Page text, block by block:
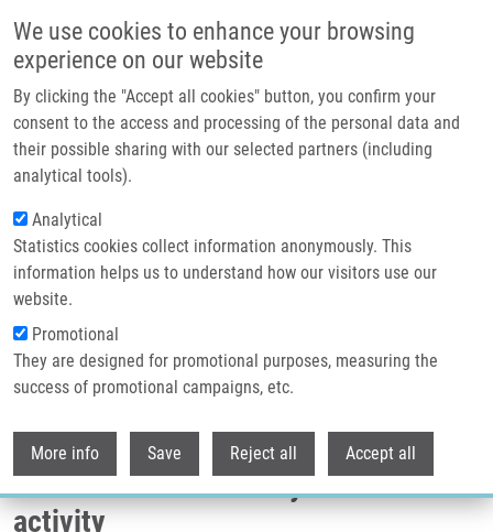
We use cookies to enhance your browsing
experience on our website
By clicking the "Accept all cookies" button, you confirm your
consent to the access and processing of the personal data and
their possible sharing with our selected partners (including
analytical tools).
Analytical
Statistics cookies collect information anonymously. This
information helps us to understand how our visitors use our
website.
Promotional
They are designed for promotional purposes, measuring the
success of promotional campaigns, etc.
More info Save Reject all Accept all
Header image
Drobečková navigace
Domů
Synthesis Of Phthalates Of Betulinic Acid And Betulin With Cytotoxic
Activity
Synthesis of phthalates of betulinic
acid and betulin with cytotoxic
activity